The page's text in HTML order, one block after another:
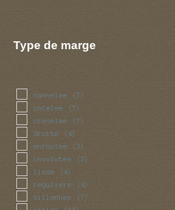
Type de marge
cannelee (7)
cotelee (7)
crenelee (7)
droite (4)
enroulee (3)
involutee (3)
lisse (4)
reguliere (4)
sillonnee (7)